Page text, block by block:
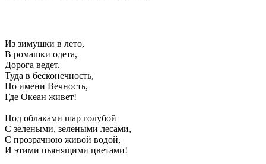
Из зимушки в лето,
В ромашки одета,
Дорога ведет.
Туда в бесконечность,
По имени Вечность,
Где Океан живет!
Под облаками шар голубой
С зелеными, зелеными лесами,
С прозрачною живой водой,
И этими пьянящими цветами!